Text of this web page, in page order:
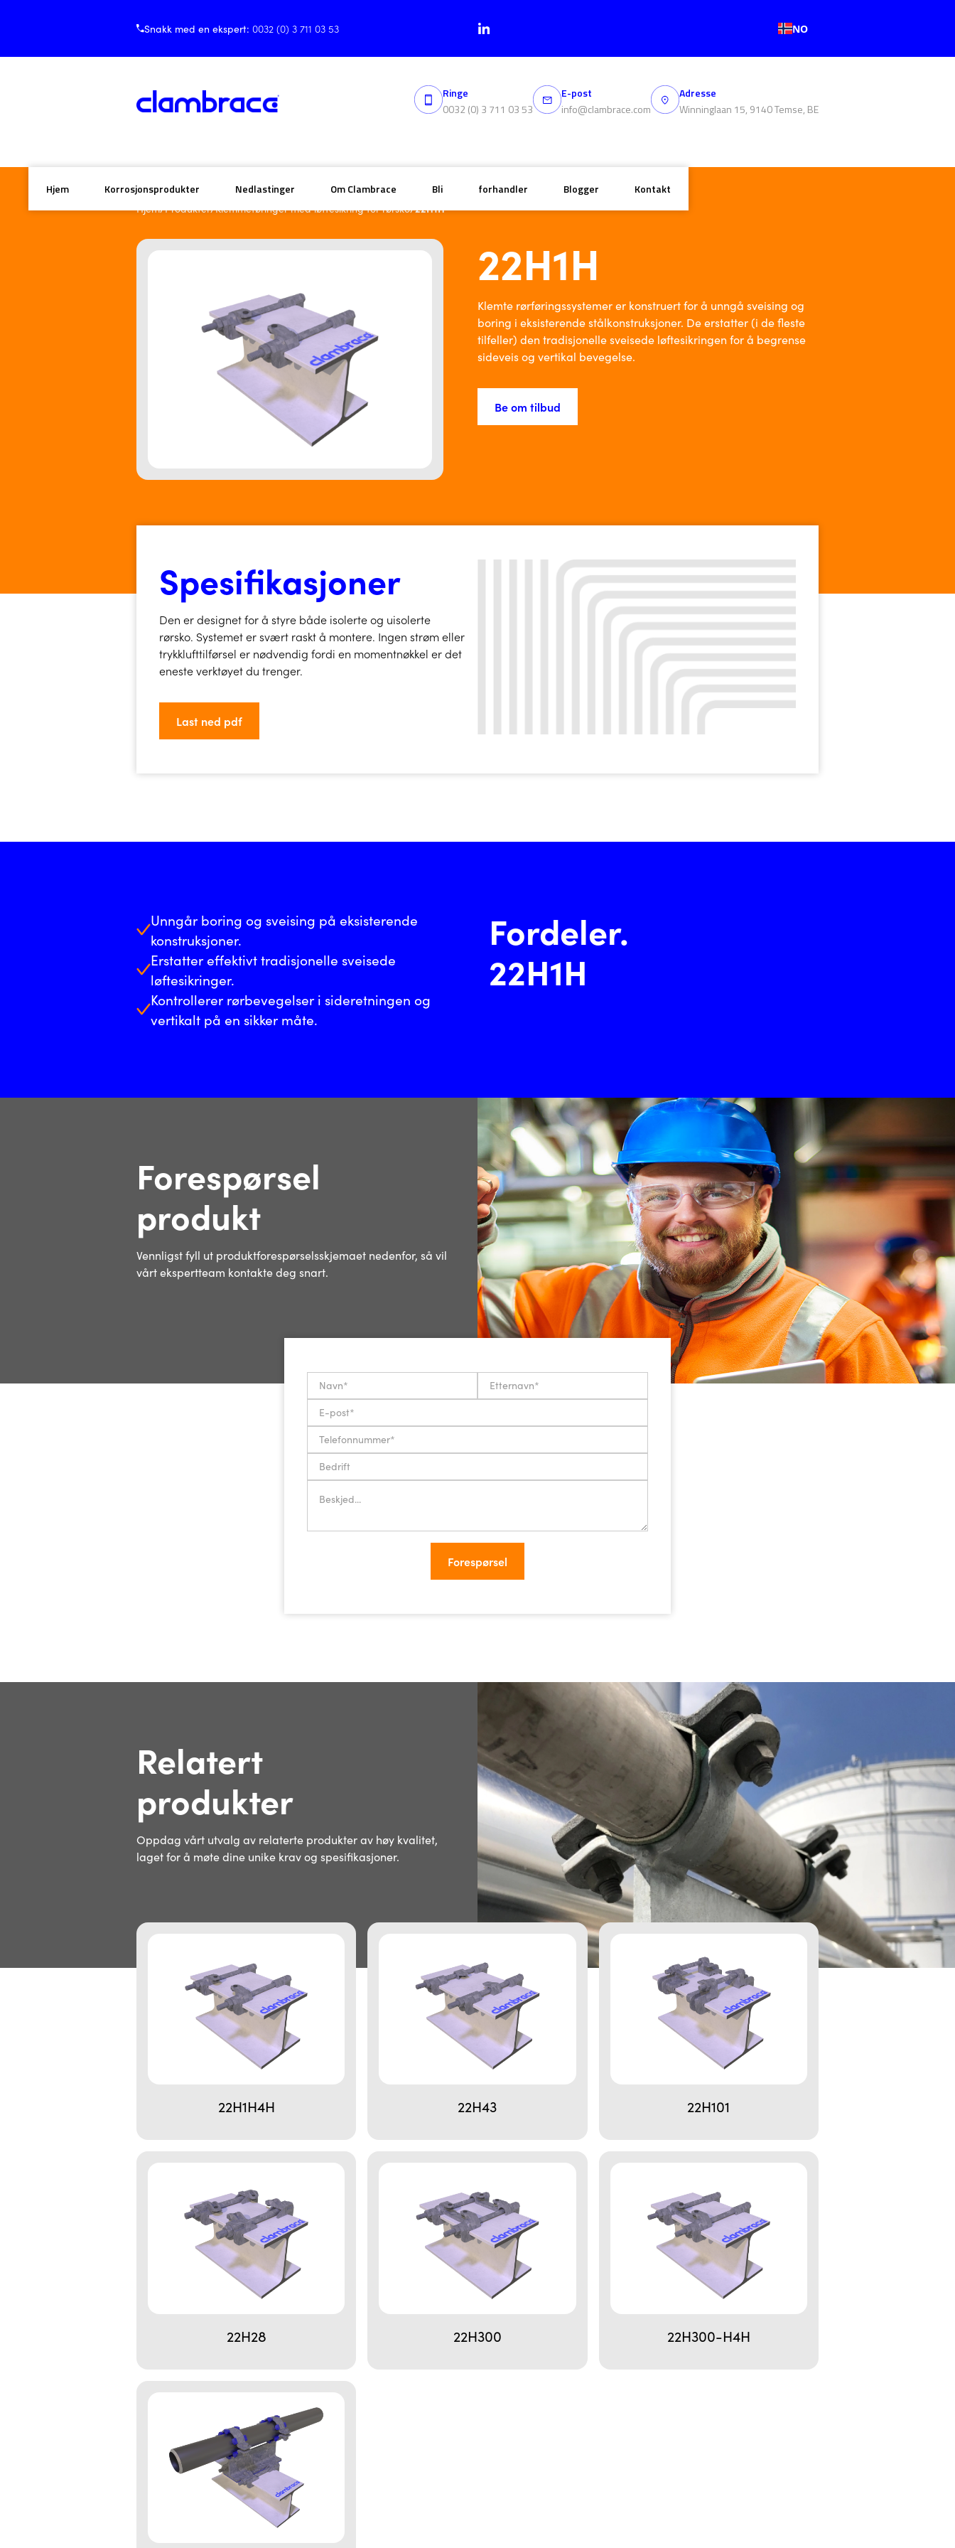
Snakk med en ekspert:0032 (0) 3 711 03 53 NO
Ringe
0032 (0) 3 711 03 53
E-post
info@clambrace.com
Adresse
Winninglaan 15, 9140 Temse, BE
Hjem Korrosjonsprodukter Nedlastinger Om Clambrace Bli forhandler Blogger Kontakt
Hjem/Produkter/Klemmeføringer med løftesikring for rørsko/22H1H
22H1H
Klemte rørføringssystemer er konstruert for å unngå sveising og
boring i eksisterende stålkonstruksjoner. De erstatter (i de fleste
tilfeller) den tradisjonelle sveisede løftesikringen for å begrense
sideveis og vertikal bevegelse.
Be om tilbud
Spesifikasjoner
Den er designet for å styre både isolerte og uisolerte
rørsko. Systemet er svært raskt å montere. Ingen strøm eller
trykklufttilførsel er nødvendig fordi en momentnøkkel er det
eneste verktøyet du trenger.
Last ned pdf
Unngår boring og sveising på eksisterende
konstruksjoner.
Erstatter effektivt tradisjonelle sveisede
løftesikringer.
Kontrollerer rørbevegelser i sideretningen og
vertikalt på en sikker måte.
Fordeler.
22H1H
Forespørsel
produkt
Vennligst fyll ut produktforespørselsskjemaet nedenfor, så vil
vårt ekspertteam kontakte deg snart.
Relatert
produkter
Oppdag vårt utvalg av relaterte produkter av høy kvalitet,
laget for å møte dine unike krav og spesifikasjoner.
22H1H4H 22H43 22H101
22H28 22H300 22H300-H4H